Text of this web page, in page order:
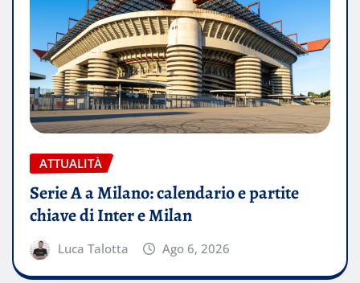
ATTUALITÀ
Serie A a Milano: calendario e partite
chiave di Inter e Milan
Luca Talotta Ago 6, 2026